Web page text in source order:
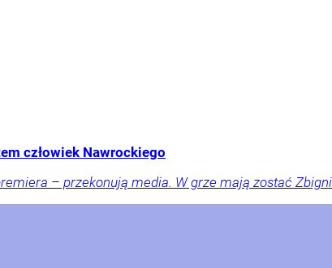
człowiek Nawrockiego
– przekonują media. W grze mają zostać